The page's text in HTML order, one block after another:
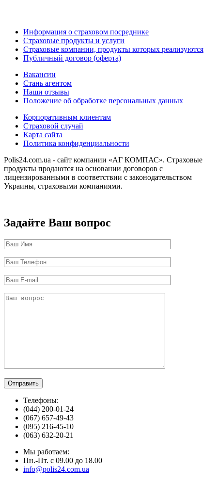
Информация о страховом посреднике
Страховые продукты и услуги
Страховые компании, продукты которых реализуются
Публичный договор (оферта)
Вакансии
Стань агентом
Наши отзывы
Положение об обработке персональных данных
Корпоративным клиентам
Страховой случай
Карта сайта
Политика конфиденциальности
Polis24.com.ua - сайт компании «АГ КОМПАС». Страховые
продукты продаются на основании договоров с
лицензированными в соответствии с законодательством
Украины, страховыми компаниями.
Задайте Ваш вопрос
Телефоны:
(044) 200-01-24
(067) 657-49-43
(095) 216-45-10
(063) 632-20-21
Мы работаем:
Пн.-Пт. с 09.00 до 18.00
info@polis24.com.ua